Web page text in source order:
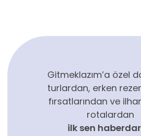
Gitmeklazım’a özel
turlardan, erken
fırsatlarından ve
rotalardan
ilk sen